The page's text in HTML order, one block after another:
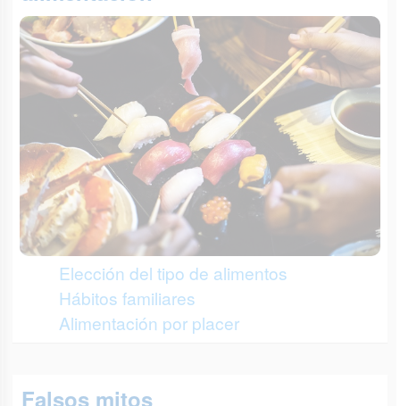
Elección del tipo de alimentos
Hábitos familiares
Alimentación por placer
Falsos mitos